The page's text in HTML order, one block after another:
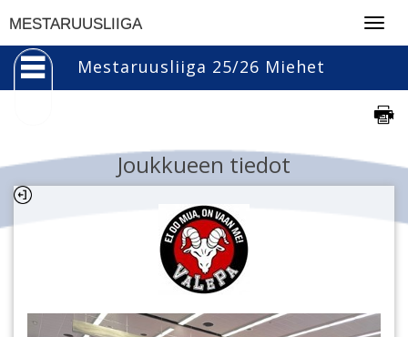
MESTARUUSLIIGA
Mestaruusliiga 25/26 Miehet
Joukkueen tiedot